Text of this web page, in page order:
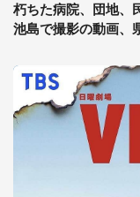
朽ちた病院、団地、
池島で撮影の動画、